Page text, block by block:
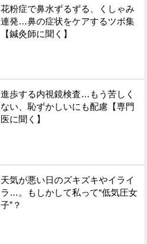
花粉症で鼻水ずるずる、くしゃみ
連発…鼻の症状をケアするツボ集
【鍼灸師に聞く】
進歩する内視鏡検査…もう苦しく
ない、恥ずかしいにも配慮【専門
医に聞く】
天気が悪い日のズキズキやイライ
ラ…。もしかして私って“低気圧女
子”？